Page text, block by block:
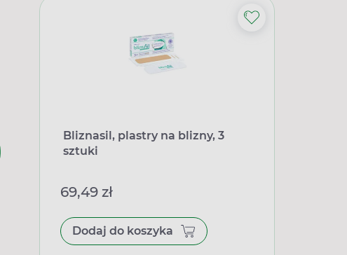
Bliznasil, plastry na blizny, 3
sztuki
69,49 zł
Dodaj do koszyka